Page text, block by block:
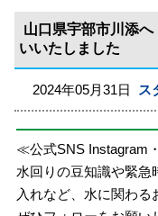
山口県宇部市川添
いいたしました
2024年05月31日 ス
≪公式SNS Instagram
水回りの豆知識や緊急
入れなど、水に関わる